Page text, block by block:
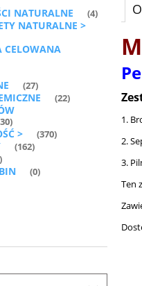
NATURALNE (4)
NATURALNE >
CELOWANA
(27)
(22)
> (370)
(162)
(0)
1.
2.
3.
Ten